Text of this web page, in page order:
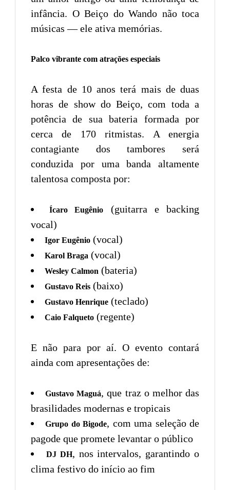
infância. O Beiço do Wando não toca
músicas — ele ativa memórias.
Palco vibrante com atrações especiais
A festa de 10 anos terá mais de duas
horas de show do Beiço, com toda a
potência de sua bateria formada por
cerca de 170 ritmistas. A energia
contagiante dos tambores será
conduzida por uma banda altamente
talentosa composta por:
Ícaro Eugênio
(guitarra e backing
vocal)
Igor Eugênio (vocal)
Karol Braga (vocal)
Wesley Calmon (bateria)
Gustavo Reis (baixo)
Gustavo Henrique (teclado)
Caio Falqueto (regente)
E não para por aí. O evento contará
ainda com apresentações de:
Gustavo Maguá, que traz o melhor das
brasilidades modernas e tropicais
Grupo do Bigode, com uma seleção de
pagode que promete levantar o público
DJ DH, nos intervalos, garantindo o
clima festivo do início ao fim